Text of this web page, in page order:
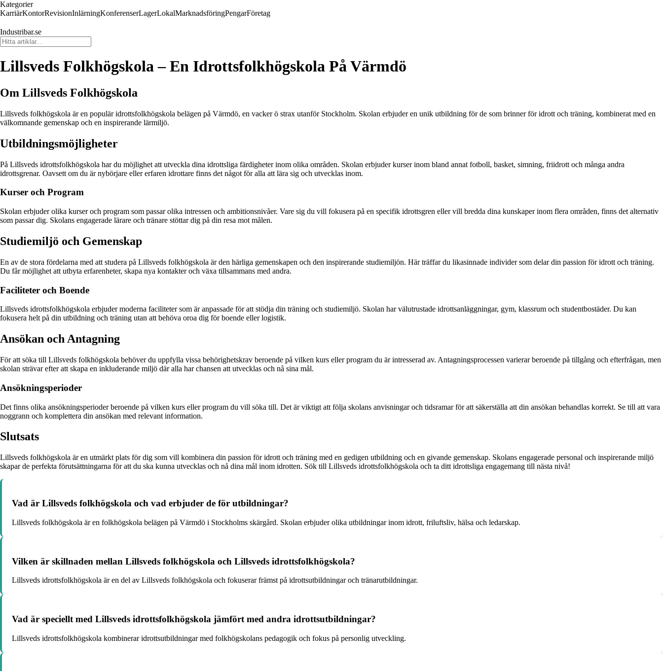
Kategorier
KarriärKontorRevisionInlärningKonferenserLagerLokalMarknadsföringPengarFöretag
Industribar.se
Lillsveds Folkhögskola – En Idrottsfolkhögskola På Värmdö
Om Lillsveds Folkhögskola
Lillsveds folkhögskola är en populär idrottsfolkhögskola belägen på Värmdö, en vacker ö strax utanför Stockholm. Skolan erbjuder en unik utbildning för de som brinner för idrott och träning, kombinerat med en
välkomnande gemenskap och en inspirerande lärmiljö.
Utbildningsmöjligheter
På Lillsveds idrottsfolkhögskola har du möjlighet att utveckla dina idrottsliga färdigheter inom olika områden. Skolan erbjuder kurser inom bland annat fotboll, basket, simning, friidrott och många andra
idrottsgrenar. Oavsett om du är nybörjare eller erfaren idrottare finns det något för alla att lära sig och utvecklas inom.
Kurser och Program
Skolan erbjuder olika kurser och program som passar olika intressen och ambitionsnivåer. Vare sig du vill fokusera på en specifik idrottsgren eller vill bredda dina kunskaper inom flera områden, finns det alternativ
som passar dig. Skolans engagerade lärare och tränare stöttar dig på din resa mot målen.
Studiemiljö och Gemenskap
En av de stora fördelarna med att studera på Lillsveds folkhögskola är den härliga gemenskapen och den inspirerande studiemiljön. Här träffar du likasinnade individer som delar din passion för idrott och träning.
Du får möjlighet att utbyta erfarenheter, skapa nya kontakter och växa tillsammans med andra.
Faciliteter och Boende
Lillsveds idrottsfolkhögskola erbjuder moderna faciliteter som är anpassade för att stödja din träning och studiemiljö. Skolan har välutrustade idrottsanläggningar, gym, klassrum och studentbostäder. Du kan
fokusera helt på din utbildning och träning utan att behöva oroa dig för boende eller logistik.
Ansökan och Antagning
För att söka till Lillsveds folkhögskola behöver du uppfylla vissa behörighetskrav beroende på vilken kurs eller program du är intresserad av. Antagningsprocessen varierar beroende på tillgång och efterfrågan, men
skolan strävar efter att skapa en inkluderande miljö där alla har chansen att utvecklas och nå sina mål.
Ansökningsperioder
Det finns olika ansökningsperioder beroende på vilken kurs eller program du vill söka till. Det är viktigt att följa skolans anvisningar och tidsramar för att säkerställa att din ansökan behandlas korrekt. Se till att vara
noggrann och komplettera din ansökan med relevant information.
Slutsats
Lillsveds folkhögskola är en utmärkt plats för dig som vill kombinera din passion för idrott och träning med en gedigen utbildning och en givande gemenskap. Skolans engagerade personal och inspirerande miljö
skapar de perfekta förutsättningarna för att du ska kunna utvecklas och nå dina mål inom idrotten. Sök till Lillsveds idrottsfolkhögskola och ta ditt idrottsliga engagemang till nästa nivå!
Vad är Lillsveds folkhögskola och vad erbjuder de för utbildningar?
Lillsveds folkhögskola är en folkhögskola belägen på Värmdö i Stockholms skärgård. Skolan erbjuder olika utbildningar inom idrott, friluftsliv, hälsa och ledarskap.
Vilken är skillnaden mellan Lillsveds folkhögskola och Lillsveds idrottsfolkhögskola?
Lillsveds idrottsfolkhögskola är en del av Lillsveds folkhögskola och fokuserar främst på idrottsutbildningar och tränarutbildningar.
Vad är speciellt med Lillsveds idrottsfolkhögskola jämfört med andra idrottsutbildningar?
Lillsveds idrottsfolkhögskola kombinerar idrottsutbildningar med folkhögskolans pedagogik och fokus på personlig utveckling.